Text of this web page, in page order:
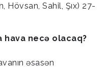
Hövsan, Sahil, Şıx) 27-
hava necə olacaq?
əsasən